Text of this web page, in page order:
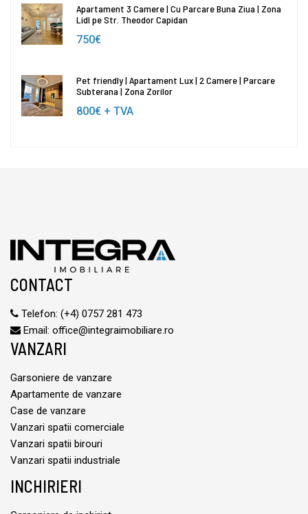
Apartament 3 Camere | Cu Parcare Buna Ziua | Zona
Lidl pe Str. Theodor Capidan
750€
Pet friendly | Apartament Lux | 2 Camere | Parcare
Subterana | Zona Zorilor
800€ + TVA
CONTACT
Telefon: (+4) 0757 281 473
Email: office@integraimobiliare.ro
VANZARI
Garsoniere de vanzare
Apartamente de vanzare
Case de vanzare
Vanzari spatii comerciale
Vanzari spatii birouri
Vanzari spatii industriale
INCHIRIERI